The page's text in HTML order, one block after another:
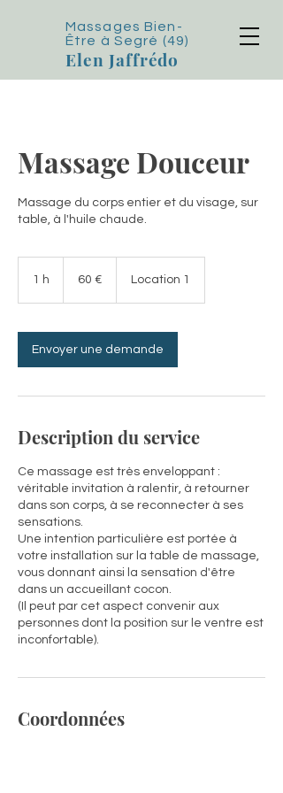
Elen Jaffrédo
Massages Bien-
Être à Segré (49)
Massage Douceur
Massage du corps entier et du visage, sur
table, à l'huile chaude.
1 h 60 € Location 1
Envoyer une demande
Description du service
Ce massage est très enveloppant :
véritable invitation à ralentir, à retourner
dans son corps, à se reconnecter à ses
sensations.
Une intention particulière est portée à
votre installation sur la table de massage,
vous donnant ainsi la sensation d'être
dans un accueillant cocon.
(Il peut par cet aspect convenir aux
personnes dont la position sur le ventre est
inconfortable).
Coordonnées